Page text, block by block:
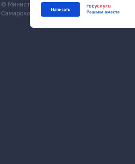
© Министерство экономического развития и
Самарской области, economy.samregion.ru,